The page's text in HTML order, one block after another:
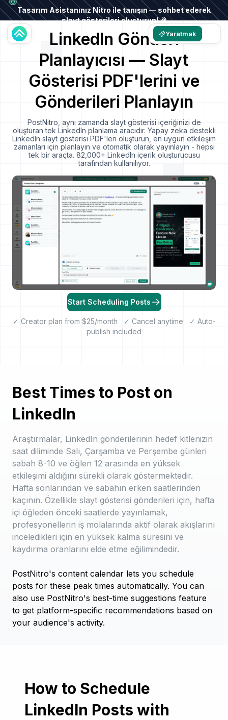
Tasarım Asistanınız Nitro ile tanışın — sohbet ederek
slayt gösterileri oluşturun! 🎉
Yaratmak
LinkedIn Gönderi
Planlayıcısı — Slayt
Gösterisi PDF'lerini ve
Gönderileri Planlayın
PostNitro, aynı zamanda slayt gösterisi içeriğinizi de
oluşturan tek LinkedIn planlama aracıdır. Yapay zeka destekli
LinkedIn slayt gösterisi PDF'leri oluşturun, en uygun etkileşim
zamanları için planlayın ve otomatik olarak yayınlayın - hepsi
tek bir araçta. 82,000+ LinkedIn içerik oluşturucusu
tarafından kullanılıyor.
Start Scheduling Posts
✓ Creator plan from $25/month ✓ Cancel anytime ✓ Auto-
publish included
Best Times to Post on
LinkedIn
Araştırmalar, LinkedIn gönderilerinin hedef kitlenizin
saat diliminde Salı, Çarşamba ve Perşembe günleri
sabah 8-10 ve öğlen 12 arasında en yüksek
etkileşimi aldığını sürekli olarak göstermektedir.
Hafta sonlarından ve sabahın erken saatlerinden
kaçının. Özellikle slayt gösterisi gönderileri için, hafta
içi öğleden önceki saatlerde yayınlamak,
profesyonellerin iş molalarında aktif olarak akışlarını
inceledikleri için en yüksek kalma süresini ve
kaydırma oranlarını elde etme eğilimindedir.
PostNitro's content calendar lets you schedule
posts for these peak times automatically. You can
also use PostNitro's best-time suggestions feature
to get platform-specific recommendations based on
your audience's activity.
How to Schedule
LinkedIn Posts with